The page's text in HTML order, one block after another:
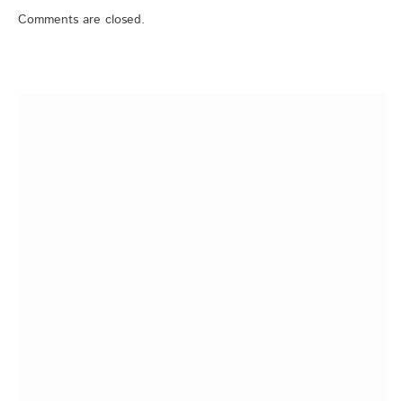
Comments are closed.